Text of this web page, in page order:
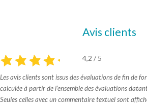
Avis clients
4,2 / 5
Les avis clients sont issus des évaluations de fin de
calculée à partir de l’ensemble des évaluations
Seules celles avec un commentaire textuel sont